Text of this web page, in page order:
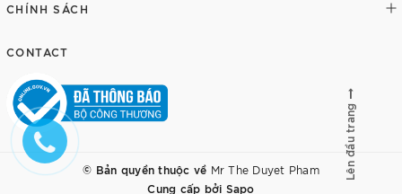
CHÍNH SÁCH
CONTACT
© Bản quyền thuộc về Mr The Duyet Pham
Cung cấp bởi Sapo
Lên đầu trang